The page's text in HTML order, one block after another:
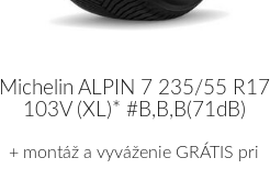
Michelin ALPIN 7 235/55 R17
103V (XL)* #B,B,B(71dB)
+ montáž a vyváženie GRÁTIS pri